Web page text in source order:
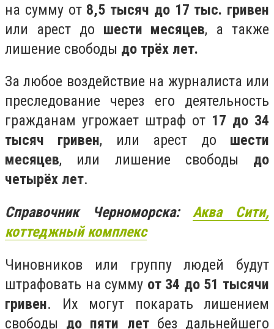
на сумму от 8,5 тысяч до 17 тыс. гривен
или арест до шести месяцев, а также
лишение свободы до трёх лет.
За любое воздействие на журналиста или
преследование через его деятельность
гражданам угрожает штраф от 17 до 34
тысяч гривен, или арест до шести
месяцев, или лишение свободы до
четырёх лет.
Справочник Черноморска:Аква Сити,
коттеджный комплекс
Чиновников или группу людей будут
штрафовать на сумму от 34 до 51 тысячи
гривен. Их могут покарать лишением
свободы до пяти летбез дальнейшего